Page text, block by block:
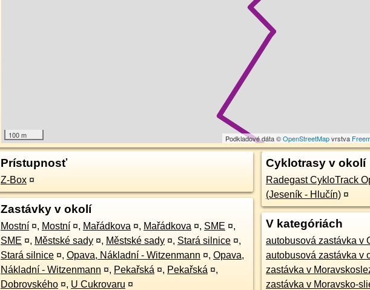
100 m Podkladové dáta ©OpenStreetMapvrstva
Prístupnosť
Z-Box ¤
Zastávky v okolí
Mostní ¤, Mostní ¤, Mařádkova ¤, Mařádkova ¤, SME ¤,
SME ¤, Městské sady ¤, Městské sady ¤, Stará silnice ¤,
Stará silnice ¤, Opava, Nákladní - Witzenmann ¤, Opava,
Nákladní - Witzenmann ¤, Pekařská ¤, Pekařská ¤,
Dobrovského ¤, U Cukrovaru ¤
Cyklotrasy v okolí
Radegast CykloTrack
(Jeseník - Hlučín) ¤
V kategóriách
autobusová zastávka v
autobusová zastávka v
zastávka v
zastávka v Moravsko-